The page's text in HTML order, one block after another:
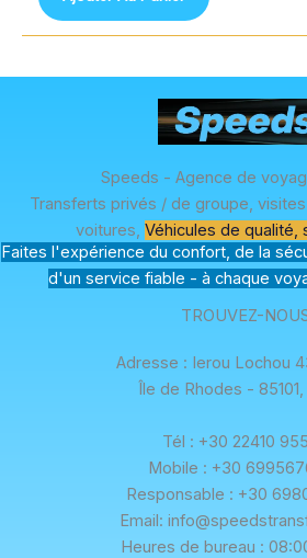
Speeds - Agence de
Transferts privés / de groupe,
voitures, Véhicules de qualité,
Faites l'expérience du confort, de la
d'un service fiable - à chaque
TROUVEZ-
Adresse : Ierou Lochou
Île de Rhodes -
Tél : +30 22410
Mobile : +30
Responsable : +30
Email:
Heures de bureau :